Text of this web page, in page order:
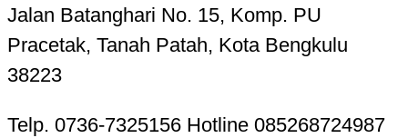
Jalan Batanghari No. 15, Komp. PU
Pracetak, Tanah Patah, Kota Bengkulu
38223
Telp. 0736-7325156 Hotline 085268724987